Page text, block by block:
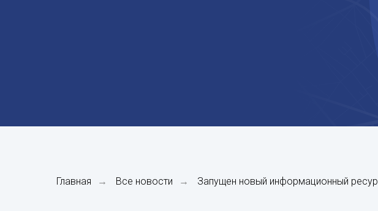
Главная → Все новости → Запущен новый информационный